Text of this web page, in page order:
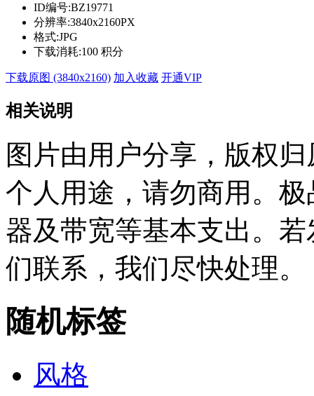
ID编号:BZ19771
分辨率:3840x2160PX
格式:JPG
下载消耗:100 积分
下载原图 (3840x2160) 加入收藏 开通VIP
相关说明
图片由用户分享，版权
个人用途，请勿商用。
器及带宽等基本支出。
们联系，我们尽快处理。
随机标签
风格